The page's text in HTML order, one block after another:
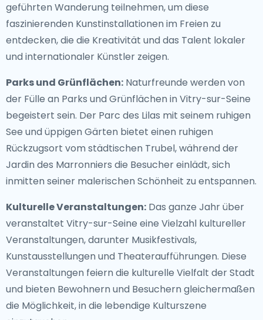
geführten Wanderung teilnehmen, um diese
faszinierenden Kunstinstallationen im Freien zu
entdecken, die die Kreativität und das Talent lokaler
und internationaler Künstler zeigen.
Parks und Grünflächen: Naturfreunde werden von
der Fülle an Parks und Grünflächen in Vitry-sur-Seine
begeistert sein. Der Parc des Lilas mit seinem ruhigen
See und üppigen Gärten bietet einen ruhigen
Rückzugsort vom städtischen Trubel, während der
Jardin des Marronniers die Besucher einlädt, sich
inmitten seiner malerischen Schönheit zu entspannen.
Kulturelle Veranstaltungen: Das ganze Jahr über
veranstaltet Vitry-sur-Seine eine Vielzahl kultureller
Veranstaltungen, darunter Musikfestivals,
Kunstausstellungen und Theateraufführungen. Diese
Veranstaltungen feiern die kulturelle Vielfalt der Stadt
und bieten Bewohnern und Besuchern gleichermaßen
die Möglichkeit, in die lebendige Kulturszene